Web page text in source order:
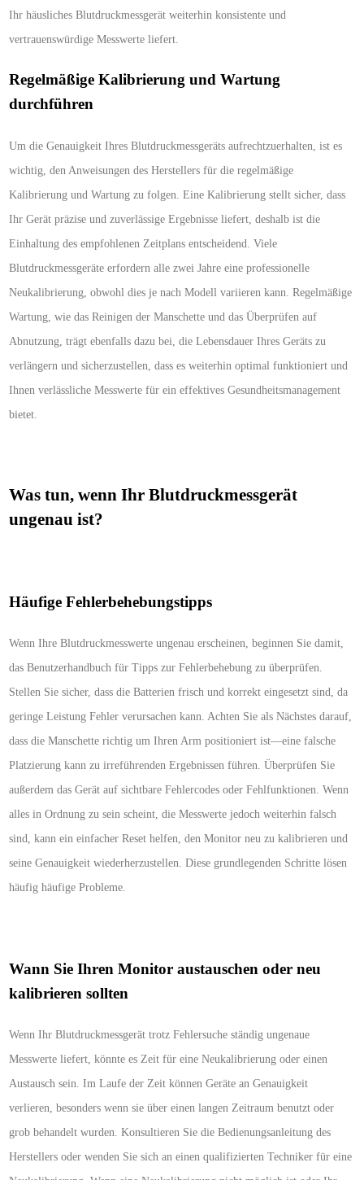
Ihr häusliches Blutdruckmessgerät weiterhin konsistente und
vertrauenswürdige Messwerte liefert.
Regelmäßige Kalibrierung und Wartung
durchführen
Um die Genauigkeit Ihres Blutdruckmessgeräts aufrechtzuerhalten, ist es
wichtig, den Anweisungen des Herstellers für die regelmäßige
Kalibrierung und Wartung zu folgen. Eine Kalibrierung stellt sicher, dass
Ihr Gerät präzise und zuverlässige Ergebnisse liefert, deshalb ist die
Einhaltung des empfohlenen Zeitplans entscheidend. Viele
Blutdruckmessgeräte erfordern alle zwei Jahre eine professionelle
Neukalibrierung, obwohl dies je nach Modell variieren kann. Regelmäßige
Wartung, wie das Reinigen der Manschette und das Überprüfen auf
Abnutzung, trägt ebenfalls dazu bei, die Lebensdauer Ihres Geräts zu
verlängern und sicherzustellen, dass es weiterhin optimal funktioniert und
Ihnen verlässliche Messwerte für ein effektives Gesundheitsmanagement
bietet.
Was tun, wenn Ihr Blutdruckmessgerät
ungenau ist?
Häufige Fehlerbehebungstipps
Wenn Ihre Blutdruckmesswerte ungenau erscheinen, beginnen Sie damit,
das Benutzerhandbuch für Tipps zur Fehlerbehebung zu überprüfen.
Stellen Sie sicher, dass die Batterien frisch und korrekt eingesetzt sind, da
geringe Leistung Fehler verursachen kann. Achten Sie als Nächstes darauf,
dass die Manschette richtig um Ihren Arm positioniert ist—eine falsche
Platzierung kann zu irreführenden Ergebnissen führen. Überprüfen Sie
außerdem das Gerät auf sichtbare Fehlercodes oder Fehlfunktionen. Wenn
alles in Ordnung zu sein scheint, die Messwerte jedoch weiterhin falsch
sind, kann ein einfacher Reset helfen, den Monitor neu zu kalibrieren und
seine Genauigkeit wiederherzustellen. Diese grundlegenden Schritte lösen
häufig häufige Probleme.
Wann Sie Ihren Monitor austauschen oder neu
kalibrieren sollten
Wenn Ihr Blutdruckmessgerät trotz Fehlersuche ständig ungenaue
Messwerte liefert, könnte es Zeit für eine Neukalibrierung oder einen
Austausch sein. Im Laufe der Zeit können Geräte an Genauigkeit
verlieren, besonders wenn sie über einen langen Zeitraum benutzt oder
grob behandelt wurden. Konsultieren Sie die Bedienungsanleitung des
Herstellers oder wenden Sie sich an einen qualifizierten Techniker für eine